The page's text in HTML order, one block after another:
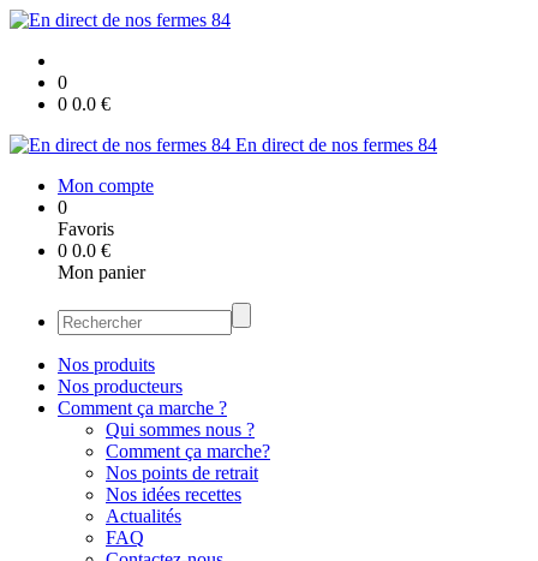
0
0 0.0 €
En direct de nos fermes 84
Mon compte
0
Favoris
0 0.0 €
Mon panier
Nos produits
Nos producteurs
Comment ça marche ?
Qui sommes nous ?
Comment ça marche?
Nos points de retrait
Nos idées recettes
Actualités
FAQ